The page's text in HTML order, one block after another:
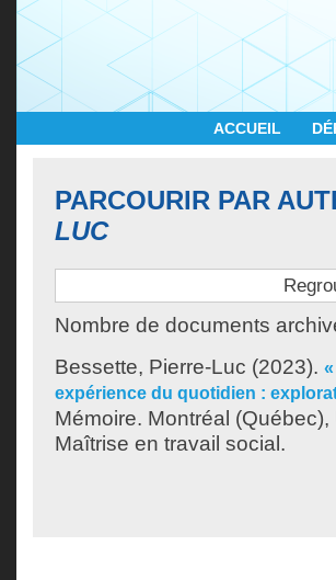
ACCUEIL
PARCOURIR PAR
LUC
Nombre de documents
Bessette, Pierre-Luc (2023).
expérience du quotidien :
Mémoire. Montréal
Maîtrise en travail social.